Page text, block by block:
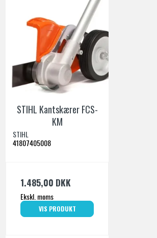
STIHL Kantskærer FCS-
KM
STIHL
41807405008
1.485,00 DKK
Ekskl. moms
VIS PRODUKT